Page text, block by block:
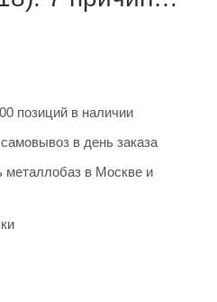
позиций в наличии
в день заказа
металлобаз в Москве и